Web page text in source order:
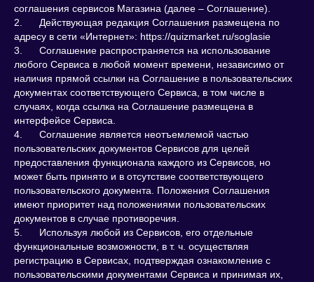
соглашения сервисов Магазина (далее – Соглашение).
2. Действующая редакция Соглашения размещена по
адресу в сети «Интернет»: https://quizmarket.ru/soglasie
3. Соглашение распространяется на использование
любого Сервиса в любой момент времени, независимо от
наличия прямой ссылки на Соглашение в пользовательских
документах соответствующего Сервиса, в том числе в
случаях, когда ссылка на Соглашение размещена в
интерфейсе Сервиса.
4. Соглашение является неотъемлемой частью
пользовательских документов Сервисов для целей
предоставления функционала каждого из Сервисов, но
может быть принято и в отсутствие соответствующего
пользовательского документа. Положения Соглашения
имеют приоритет над положениями пользовательских
документов в случае противоречия.
5. Используя любой из Сервисов, его отдельные
функциональные возможности, в т. ч. осуществляя
регистрацию в Сервисах, подтверждая ознакомление с
пользовательскими документами Сервиса и принимая их,